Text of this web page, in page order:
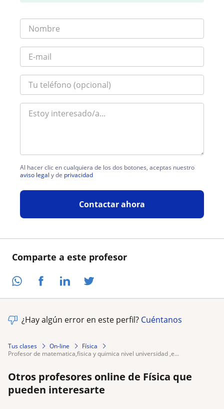
Comparte a este profesor
Al hacer clic en cualquiera de los dos botones, aceptas nuestro
aviso legal y de privacidad
Contactar ahora
¿Hay algún error en este perfil? Cuéntanos
Tus clases On-line
Física
profesor de matematica,fisica y quimica nivel universidad ,e...
Otros profesores online de Física que
pueden interesarte